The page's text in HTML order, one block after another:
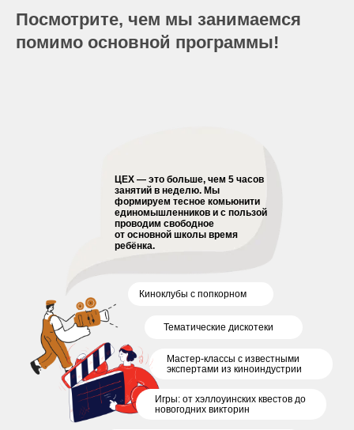
Посмотрите, чем мы занимаемся
помимо основной программы!
Киноклубы с попкорном
Игры: от хэллоуинских квестов до
новогодних викторин
Тематические дискотеки
Мастер-классы с известными
экспертами из киноиндустрии
ЦЕХ — это больше, чем 5 часов
занятий в неделю. Мы
формируем тесное комьюнити
единомышленников и с пользой
проводим свободное
от основной школы время
ребёнка.